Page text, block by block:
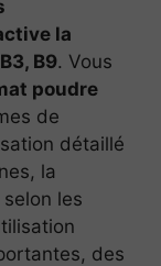
la
B9. Vous
poudre
de
détaillé
la
selon les
des